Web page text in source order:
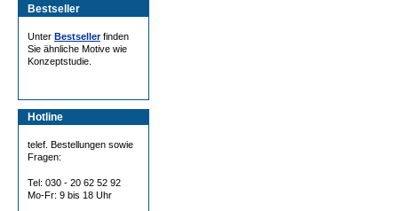
Bestseller
Unter Bestsellerfinden
Sie ähnliche Motive wie
Konzeptstudie.
Hotline
telef. Bestellungen sowie
Fragen:
Tel: 030 - 20 62 52 92
Mo-Fr: 9 bis 18 Uhr